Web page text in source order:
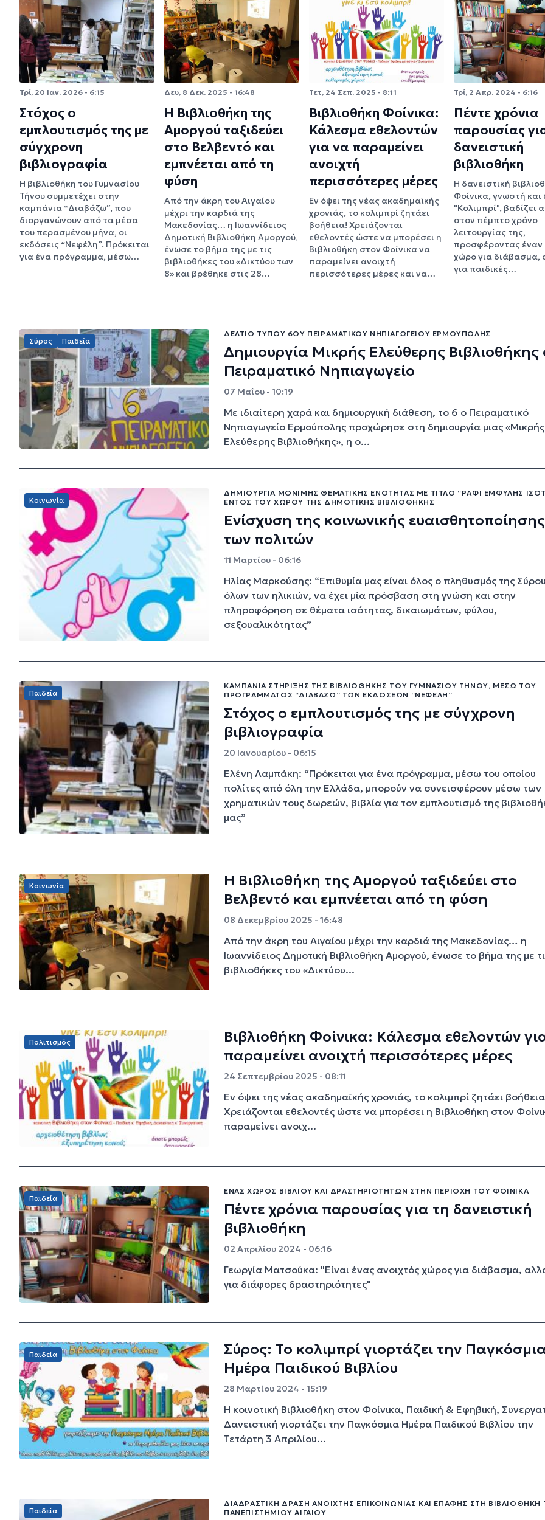
Τρί, 20 Ιαν. 2026 - 6:15
Στόχος ο
εμπλουτισμός της με
σύγχρονη
βιβλιογραφία
Η βιβλιοθήκη του Γυμνασίου
Τήνου συμμετέχει στην
καμπάνια “Διαβάζω”, που
διοργανώνουν από τα μέσα
του περασμένου μήνα, οι
εκδόσεις “Νεφέλη”. Πρόκειται
για ένα πρόγραμμα, μέσω…
Δευ, 8 Δεκ. 2025 - 16:48
Η Βιβλιοθήκη της
Αμοργού ταξιδεύει
στο Βελβεντό και
εμπνέεται από τη
φύση
Από την άκρη του Αιγαίου
μέχρι την καρδιά της
Μακεδονίας… η Ιωαννίδειος
Δημοτική Βιβλιοθήκη Αμοργού,
ένωσε το βήμα της με τις
βιβλιοθήκες του «Δικτύου των
8» και βρέθηκε στις 28…
Τετ, 24 Σεπ. 2025 - 8:11
Βιβλιοθήκη Φοίνικα:
Κάλεσμα εθελοντών
για να παραμείνει
ανοιχτή
περισσότερες μέρες
Εν όψει της νέας ακαδημαϊκής
χρονιάς, το κολιμπρί ζητάει
βοήθεια! Χρειάζονται
εθελοντές ώστε να μπορέσει η
Βιβλιοθήκη στον Φοίνικα να
παραμείνει ανοιχτή
περισσότερες μέρες και να…
Τρί, 2 Απρ. 2024 - 6:16
Πέντε χρόνια
παρουσίας
δανειστική
βιβλιοθήκη
Η δανειστική
Φοίνικα, γνωστή και
"Κολιμπρί", βαδίζει
στον πέμπτο χρόνο
λειτουργίας της,
προσφέροντας έναν
χώρο για διάβασμα,
για παιδικές…
Σύρος Παιδεία
ΔΕΛΤΊΟ ΤΎΠΟΥ 6ΟΥ ΠΕΙΡΑΜΑΤΙΚΟΎ ΝΗΠΙΑΓΩΓΕΊΟΥ ΕΡΜΟΎΠΟΛΗΣ
Δημιουργία Μικρής Ελεύθερης Βιβλιοθήκης
Πειραματικό Νηπιαγωγείο
07 Μαΐου - 10:19
Με ιδιαίτερη χαρά και δημιουργική διάθεση, το 6 ο Πειραματικό
Νηπιαγωγείο Ερμούπολης προχώρησε στη δημιουργία μιας «Μικρής
Ελεύθερης Βιβλιοθήκης», η ο...
Κοινωνία
ΔΗΜΙΟΥΡΓΊΑ ΜΌΝΙΜΗΣ ΘΕΜΑΤΙΚΉΣ ΕΝΌΤΗΤΑΣ ΜΕ ΤΊΤΛΟ “ΡΆΦΙ ΈΜΦΥΛΗΣ
ΕΝΤΌΣ ΤΟΥ ΧΏΡΟΥ ΤΗΣ ΔΗΜΟΤΙΚΉΣ ΒΙΒΛΙΟΘΉΚΗΣ
Ενίσχυση της κοινωνικής ευαισθητοποίησης
των πολιτών
11 Μαρτίου - 06:16
Ηλίας Μαρκούσης: “Επιθυμία μας είναι όλος ο πληθυσμός της
όλων των ηλικιών, να έχει μία πρόσβαση στη γνώση και στην
πληροφόρηση σε θέματα ισότητας, δικαιωμάτων, φύλου,
σεξουαλικότητας”
Παιδεία
ΚΑΜΠΆΝΙΑ ΣΤΉΡΙΞΗΣ ΤΗΣ ΒΙΒΛΙΟΘΉΚΗΣ ΤΟΥ ΓΥΜΝΑΣΊΟΥ ΤΉΝΟΥ, ΜΈΣΩ ΤΟΥ
ΠΡΟΓΡΆΜΜΑΤΟΣ “ΔΙΑΒΆΖΩ” ΤΩΝ ΕΚΔΌΣΕΩΝ “ΝΕΦΈΛΗ”
Στόχος ο εμπλουτισμός της με σύγχρονη
βιβλιογραφία
20 Ιανουαρίου - 06:15
Ελένη Λαμπάκη: “Πρόκειται για ένα πρόγραμμα, μέσω του οποίου
πολίτες από όλη την Ελλάδα, μπορούν να συνεισφέρουν μέσω των
χρηματικών τους δωρεών, βιβλία για τον εμπλουτισμό της
μας”
Κοινωνία
Η Βιβλιοθήκη της Αμοργού ταξιδεύει στο
Βελβεντό και εμπνέεται από τη φύση
08 Δεκεμβρίου 2025 - 16:48
Από την άκρη του Αιγαίου μέχρι την καρδιά της Μακεδονίας… η
Ιωαννίδειος Δημοτική Βιβλιοθήκη Αμοργού, ένωσε το βήμα της με
βιβλιοθήκες του «Δικτύου...
Πολιτισμός
Βιβλιοθήκη Φοίνικα: Κάλεσμα εθελοντών
παραμείνει ανοιχτή περισσότερες μέρες
24 Σεπτεμβρίου 2025 - 08:11
Εν όψει της νέας ακαδημαϊκής χρονιάς, το κολιμπρί ζητάει
Χρειάζονται εθελοντές ώστε να μπορέσει η Βιβλιοθήκη στον
παραμείνει ανοιχ...
Παιδεία
ΈΝΑΣ ΧΏΡΟΣ ΒΙΒΛΊΟΥ ΚΑΙ ΔΡΑΣΤΗΡΙΟΤΉΤΩΝ ΣΤΗΝ ΠΕΡΙΟΧΉ ΤΟΥ ΦΟΊΝΙΚΑ
Πέντε χρόνια παρουσίας για τη δανειστική
βιβλιοθήκη
02 Απριλίου 2024 - 06:16
Γεωργία Ματσούκα: "Είναι ένας ανοιχτός χώρος για διάβασμα,
για διάφορες δραστηριότητες"
Παιδεία
Σύρος: Το κολιμπρί γιορτάζει την
Ημέρα Παιδικού Βιβλίου
28 Μαρτίου 2024 - 15:19
Η κοινοτική Βιβλιοθήκη στον Φοίνικα, Παιδική & Εφηβική,
Δανειστική γιορτάζει την Παγκόσμια Ημέρα Παιδικού Βιβλίου την
Τετάρτη 3 Απριλίου...
Παιδεία
ΔΙΑΔΡΑΣΤΙΚΉ ΔΡΆΣΗ ΑΝΟΙΧΤΉΣ ΕΠΙΚΟΙΝΩΝΊΑΣ ΚΑΙ ΕΠΑΦΉΣ ΣΤΗ ΒΙΒΛΙΟΘΉΚΗ
ΠΑΝΕΠΙΣΤΗΜΊΟΥ ΑΙΓΑΊΟΥ